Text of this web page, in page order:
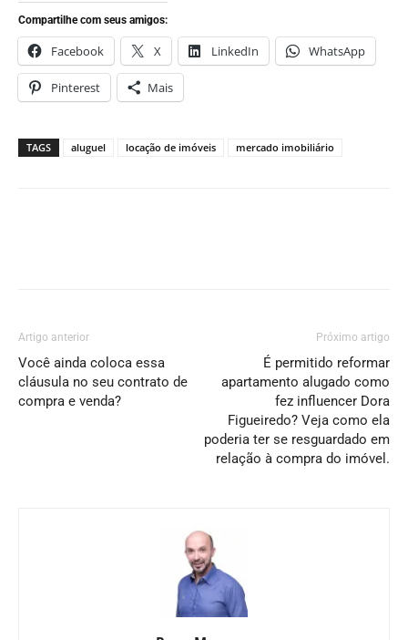
Compartilhe com seus amigos:
Facebook X LinkedIn WhatsApp
Pinterest Mais
TAGS aluguel locação de imóveis mercado imobiliário
Artigo anterior
Você ainda coloca essa
cláusula no seu contrato de
compra e venda?
Próximo artigo
É permitido reformar
apartamento alugado como
fez influencer Dora
Figueiredo? Veja como ela
poderia ter se resguardado em
relação à compra do imóvel.